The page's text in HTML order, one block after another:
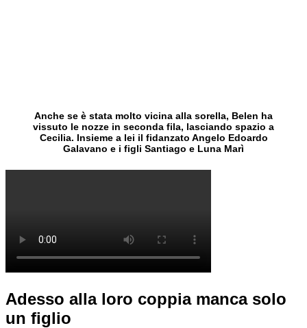
Anche se è stata molto vicina alla sorella, Belen ha
vissuto le nozze in seconda fila, lasciando spazio a
Cecilia. Insieme a lei il fidanzato Angelo Edoardo
Galavano e i figli Santiago e Luna Marì
Adesso alla loro coppia manca solo
un figlio